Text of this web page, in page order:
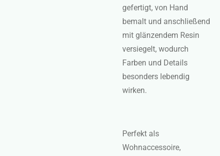
gefertigt, von Hand
bemalt und anschließend
mit glänzendem Resin
versiegelt, wodurch
Farben und Details
besonders lebendig
wirken.
Perfekt als
Wohnaccessoire,